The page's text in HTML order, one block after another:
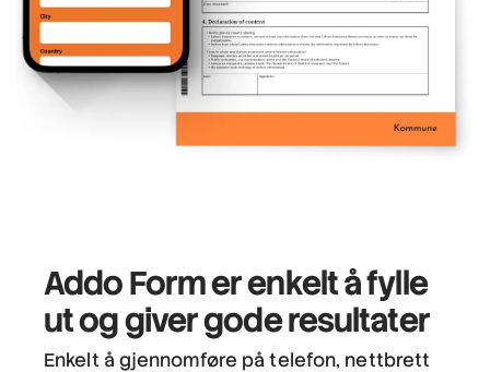
Addo Form erenkelt å fylle
utog givergode resultater
Enkelt å gjennomføre på telefon, nettbrett